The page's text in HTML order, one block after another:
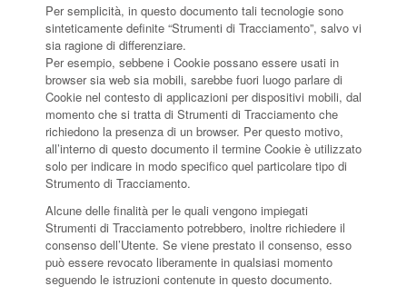
Per semplicità, in questo documento tali tecnologie sono
sinteticamente definite “Strumenti di Tracciamento”, salvo vi
sia ragione di differenziare.
Per esempio, sebbene i Cookie possano essere usati in
browser sia web sia mobili, sarebbe fuori luogo parlare di
Cookie nel contesto di applicazioni per dispositivi mobili, dal
momento che si tratta di Strumenti di Tracciamento che
richiedono la presenza di un browser. Per questo motivo,
all’interno di questo documento il termine Cookie è utilizzato
solo per indicare in modo specifico quel particolare tipo di
Strumento di Tracciamento.
Alcune delle finalità per le quali vengono impiegati
Strumenti di Tracciamento potrebbero, inoltre richiedere il
consenso dell’Utente. Se viene prestato il consenso, esso
può essere revocato liberamente in qualsiasi momento
seguendo le istruzioni contenute in questo documento.